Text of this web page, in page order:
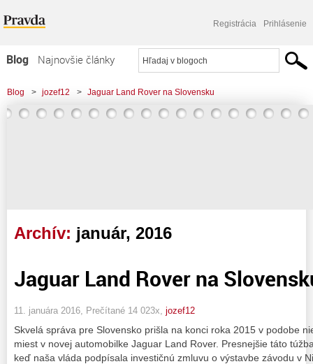
Registrácia Prihlásenie
Blog
Najnovšie články
Najčítanejšie články
Najkomentovanejšie články
Blog > jozef12 > Jaguar Land Rover na Slovensku
Archív: január, 2016
Jaguar Land Rover na
11. januára 2016, Prečítané 14 023x, jozef12
Skvelá správa pre Slovensko prišla na konci roka 2015 v podobe
miest v novej automobilke Jaguar Land Rover. Presnejšie táto
keď naša vláda podpísala investičnú zmluvu o výstavbe závodu v